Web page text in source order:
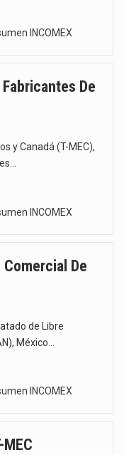
INCOMEX
De
y Canadá (T-MEC),
INCOMEX
De
de Libre
México…
INCOMEX